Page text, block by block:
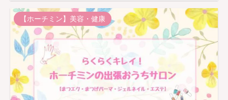
【ホーチミン】美容・健康